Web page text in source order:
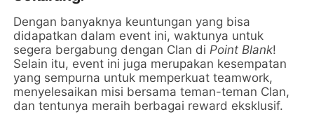
Dengan banyaknya keuntungan yang bisa
didapatkan dalam event ini, waktunya untuk
segera bergabung dengan Clan diPoint Blank!
Selain itu, event ini juga merupakan kesempatan
yang sempurna untuk memperkuat teamwork,
menyelesaikan misi bersama teman-teman Clan,
dan tentunya meraih berbagai reward eksklusif.